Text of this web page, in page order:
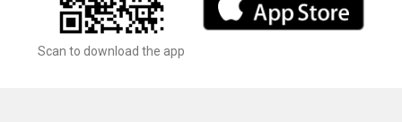
Scan to download the app